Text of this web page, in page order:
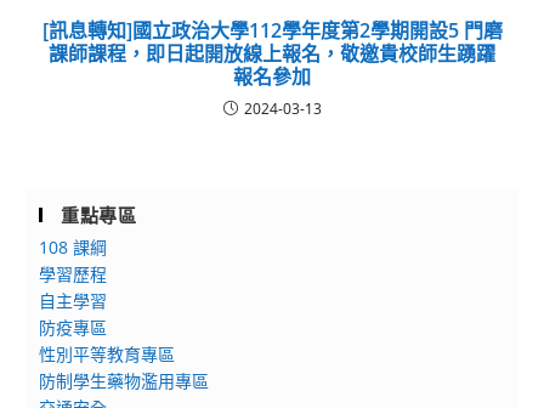
[訊息轉知]國立政治大學112學年度第2學期開設5 門磨
課師課程，即日起開放線上報名，敬邀貴校師生踴躍
報名參加
2024-03-13
重點專區
108 課綱
學習歷程
自主學習
防疫專區
性別平等教育專區
防制學生藥物濫用專區